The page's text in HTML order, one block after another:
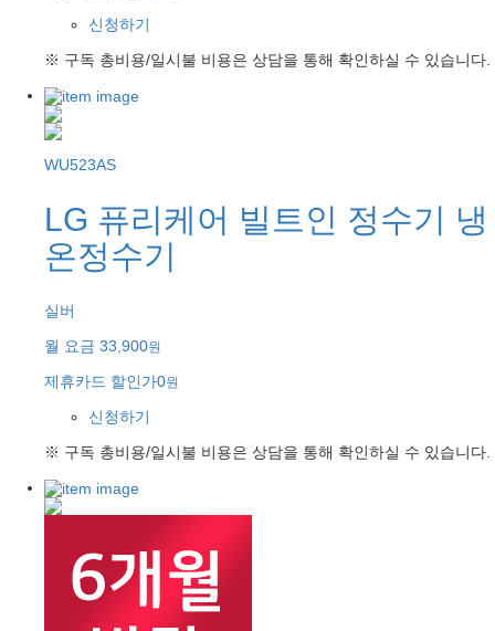
신청하기
※ 구독 총비용/일시불 비용은 상담을 통해 확인하실 수 있습니다.
WU523AS
LG 퓨리케어 빌트인 정수기 냉
온정수기
실버
월 요금 33,900원
제휴카드 할인가0원
신청하기
※ 구독 총비용/일시불 비용은 상담을 통해 확인하실 수 있습니다.